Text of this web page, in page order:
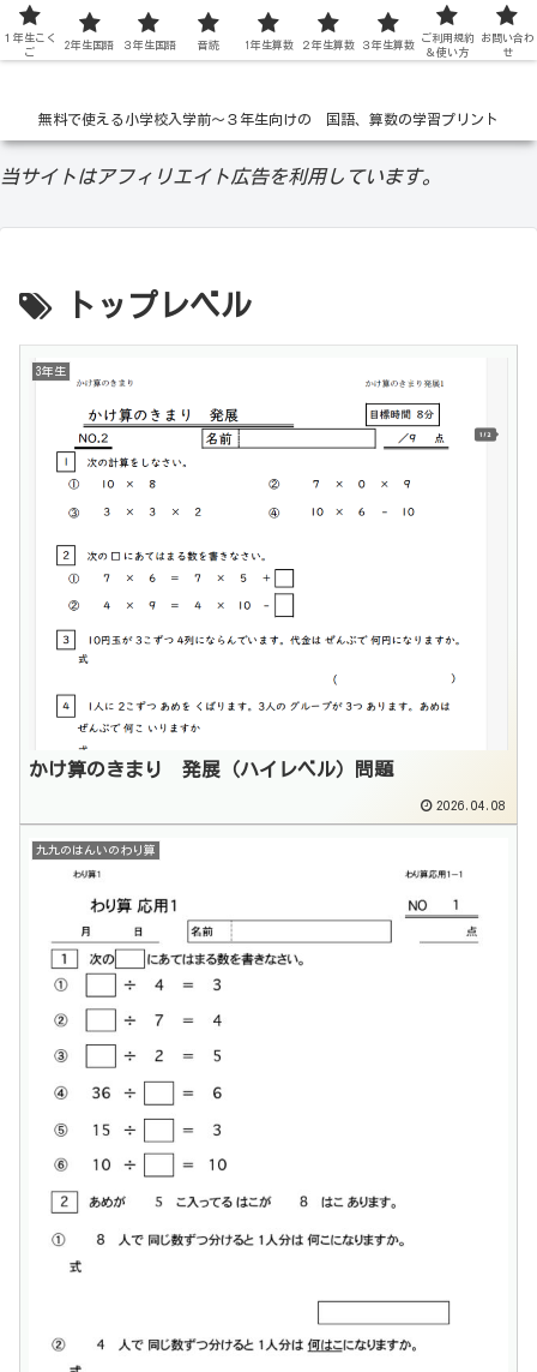
低学年の無料学習ドリル
無料で使える小学校入学前〜３年生向けの 国語、算数の学習プリント
当サイトはアフィリエイト広告を利用しています。
トップレベル
3年生
かけ算のきまり 発展（ハイレベル）問題
2026.04.08
九九のはんいのわり算
１年生こく
ご
2年生国語 ３年生国語 音読 1年生算数 ２年生算数 ３年生算数
ご利用規約
＆使い方
お問い合わ
せ